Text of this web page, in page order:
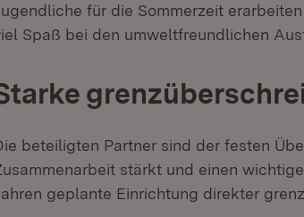
für die Sommerzeit
Spaß bei den umweltfreundlichen
beteiligten Partner sind der festen
stärkt und einen
geplante Einrichtung direkter